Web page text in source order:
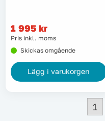
1 995 kr
Pris inkl. moms
Skickas omgående
Lägg i varukorgen
1